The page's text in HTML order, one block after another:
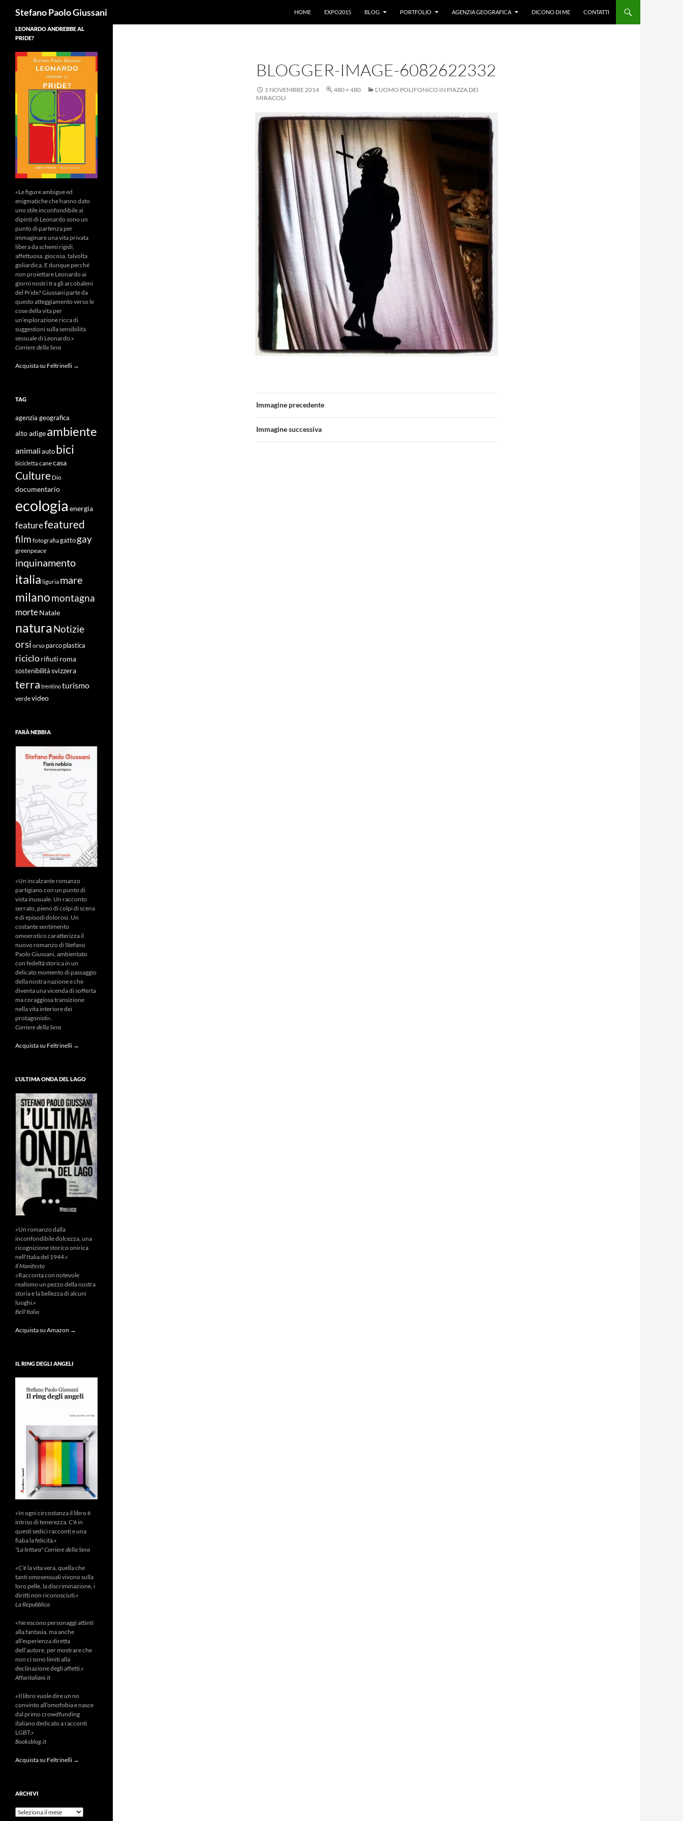
Stefano Paolo Giussani
HOME
EXPO2015 BLOG PORTFOLIO AGENZIA GEOGRAFICA DICONO DI ME CONTATTI
BLOGGER-IMAGE-6082622332
1 NOVEMBRE 2014 480 × 480
L’UOMO POLIFONICO IN PIAZZA DEI
MIRACOLI
Immagine precedente
Immagine successiva
LEONARDO ANDREBBE AL
PRIDE?
«Le figure ambigue ed
enigmatiche che hanno dato
uno stile inconfondibile ai
dipinti di Leonardo sono un
punto di partenza per
immaginare una vita privata
libera da schemi rigidi,
affettuosa, giocosa, talvolta
goliardica. E dunque perché
non proiettare Leonardo ai
giorni nostri tra gli arcobaleni
del Pride? Giussani parte da
questo atteggiamento verso le
cose della vita per
un’esplorazione ricca di
suggestioni sulla sensibilità
sessuale di Leonardo.»
Corriere della Sera
Acquista su Feltrinelli →
TAG
agenzia geografica
alto adigeambiente
animali auto bici
bicicletta canecasa
Culture Dio
documentario
ecologia energia
featurefeatured
film fotografiagatto gay
greenpeace
inquinamento
italia liguria mare
milanomontagna
morteNatale
naturaNotizie
orsi orso parco plastica
riciclorifiuti roma
sostenibilità svizzera
terra trentinoturismo
verdevideo
FARÀ NEBBIA
«Un incalzante romanzo
partigiano con un punto di
vista inusuale. Un racconto
serrato, pieno di colpi di scena
e di episodi dolorosi. Un
costante sentimento
omoerotico caratterizza il
nuovo romanzo di Stefano
Paolo Giussani, ambientato
con fedeltà storica in un
delicato momento di passaggio
della nostra nazione e che
diventa una vicenda di sofferta
ma coraggiosa transizione
nella vita interiore dei
protagonisti».
Corriere della Sera
Acquista su Feltrinelli →
L’ULTIMA ONDA DEL LAGO
«Un romanzo dalla
inconfondibile dolcezza, una
ricognizione storico onirica
nell'Italia del 1944.»
Il Manifesto
«Racconta con notevole
realismo un pezzo della nostra
storia e la bellezza di alcuni
luoghi.»
Bell'Italia
Acquista su Amazon →
IL RING DEGLI ANGELI
«In ogni circostanza il libro è
intriso di tenerezza. C'è in
questi sedici racconti e una
fiaba la felicità.»
"La lettura" Corriere della Sera
«C’è la vita vera, quella che
tanti omosessuali vivono sulla
loro pelle, la discriminazione, i
diritti non riconosciuti.»
La Repubblica
«Ne escono personaggi attinti
alla fantasia, ma anche
all’esperienza diretta
dell’autore, per mostrare che
non ci sono limiti alla
declinazione degli affetti.»
Affaritaliani.it
«Il libro vuole dire un no
convinto all’omofobia e nasce
dal primo crowdfunding
italiano dedicato a racconti
LGBT.»
Booksblog.it
Acquista su Feltrinelli →
ARCHIVI
Archivi